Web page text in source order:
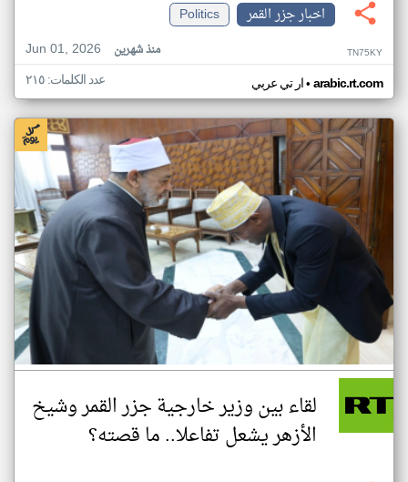
اخبار جزر القمر
Politics
Jun 01, 2026
منذ شهرين TN75KY
ار تي عربي• arabic.rt.com عدد الكلمات: ٢١٥
لقاء بين وزير خارجية جزر القمر وشيخ
الأزهر يشعل تفاعلا.. ما قصته؟